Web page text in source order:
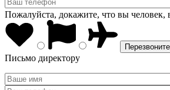
Пожалуйста, докажите, что вы человек,
Письмо директору